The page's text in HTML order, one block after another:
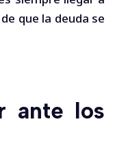
que la deuda se
ante los